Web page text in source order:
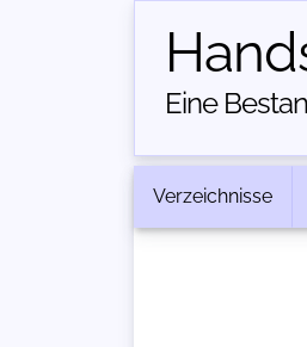
Eine
Verzeichnisse